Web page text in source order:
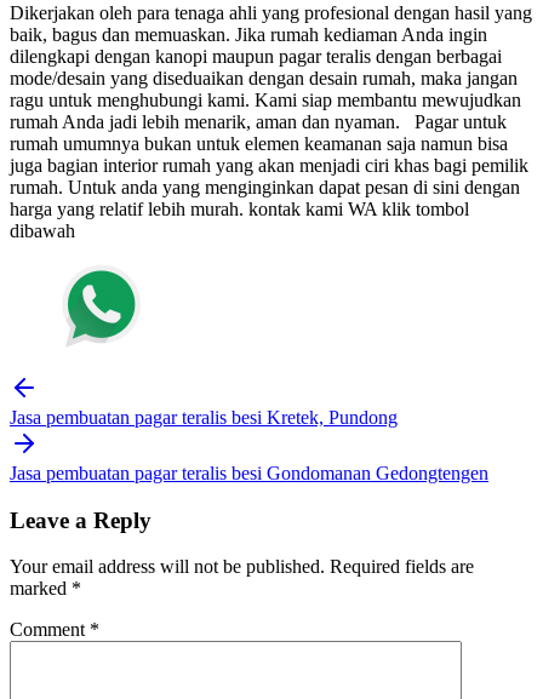
Dikerjakan oleh para tenaga ahli yang profesional dengan hasil yang
baik, bagus dan memuaskan. Jika rumah kediaman Anda ingin
dilengkapi dengan kanopi maupun pagar teralis dengan berbagai
mode/desain yang diseduaikan dengan desain rumah, maka jangan
ragu untuk menghubungi kami. Kami siap membantu mewujudkan
rumah Anda jadi lebih menarik, aman dan nyaman.
Pagar untuk
rumah umumnya bukan untuk elemen keamanan saja namun bisa
juga bagian interior rumah yang akan menjadi ciri khas bagi pemilik
rumah. Untuk anda yang menginginkan dapat pesan di sini dengan
harga yang relatif lebih murah. kontak kami WA klik tombol
dibawah
Post
navigation
Jasa pembuatan pagar teralis besi Kretek, Pundong
Jasa pembuatan pagar teralis besi Gondomanan Gedongtengen
Leave a Reply
Your email address will not be published. Required fields are
marked *
Comment *